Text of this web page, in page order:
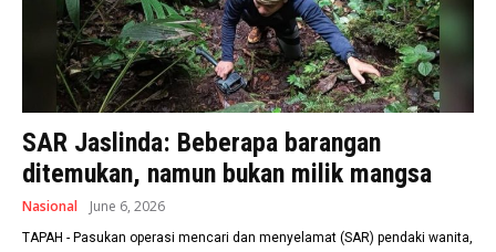
SAR Jaslinda: Beberapa barangan
ditemukan, namun bukan milik mangsa
Nasional June 6, 2026
TAPAH - Pasukan operasi mencari dan menyelamat (SAR) pendaki wanita,